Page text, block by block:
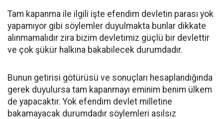
Tam kapanma ile ilgili işte efendim devletin parası yok
yapamıyor gibi söylemler duyulmakta bunlar dikkate
alınmamalıdır zira bizim devletimiz güçlü bir devlettir
ve çok şükür halkına bakabilecek durumdadır.
Bunun getirisi götürüsü ve sonuçları hesaplandığında
gerek duyulursa tam kapanmayı eminim benim ülkem
de yapacaktır. Yok efendim devlet milletine
bakamayacak durumdadır söylemleri asılsız